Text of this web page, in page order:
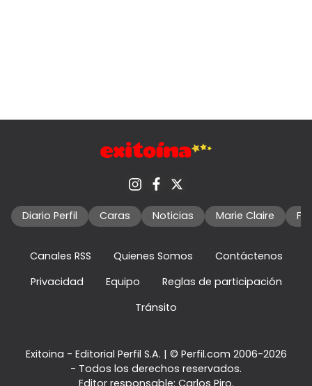
Diario Perfil Caras Noticias Marie Claire
Canales RSS Quienes Somos
Contáctenos
Privacidad
Equipo
Reglas de participación
Tránsito
Exitoina - Editorial Perfil S.A. | © Perfil.com 2006-2026
- Todos los derechos reservados.
Editor responsable: Carlos Piro.